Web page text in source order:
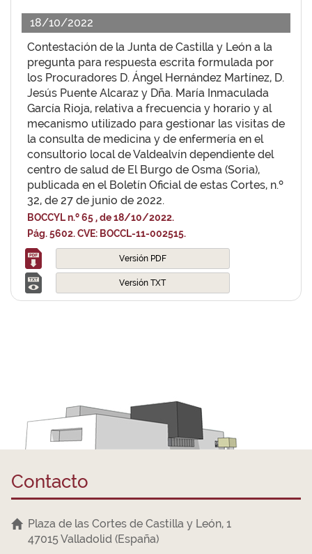
18/10/2022
Contestación de la Junta de Castilla y León a la
pregunta para respuesta escrita formulada por
los Procuradores D. Ángel Hernández Martínez, D.
Jesús Puente Alcaraz y Dña. María Inmaculada
García Rioja, relativa a frecuencia y horario y al
mecanismo utilizado para gestionar las visitas de
la consulta de medicina y de enfermería en el
consultorio local de Valdealvín dependiente del
centro de salud de El Burgo de Osma (Soria),
publicada en el Boletín Oficial de estas Cortes, n.º
32, de 27 de junio de 2022.
BOCCYL n.º 65 , de 18/10/2022.
Pág. 5602. CVE: BOCCL-11-002515.
Versión PDF
Versión TXT
Contacto
Plaza de las Cortes de Castilla y León, 1
47015 Valladolid (España)